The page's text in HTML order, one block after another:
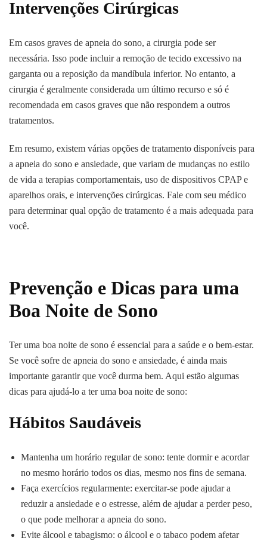
Intervenções Cirúrgicas
Em casos graves de apneia do sono, a cirurgia pode ser
necessária. Isso pode incluir a remoção de tecido excessivo na
garganta ou a reposição da mandíbula inferior. No entanto, a
cirurgia é geralmente considerada um último recurso e só é
recomendada em casos graves que não respondem a outros
tratamentos.
Em resumo, existem várias opções de tratamento disponíveis para
a apneia do sono e ansiedade, que variam de mudanças no estilo
de vida a terapias comportamentais, uso de dispositivos CPAP e
aparelhos orais, e intervenções cirúrgicas. Fale com seu médico
para determinar qual opção de tratamento é a mais adequada para
você.
Prevenção e Dicas para uma
Boa Noite de Sono
Ter uma boa noite de sono é essencial para a saúde e o bem-estar.
Se você sofre de apneia do sono e ansiedade, é ainda mais
importante garantir que você durma bem. Aqui estão algumas
dicas para ajudá-lo a ter uma boa noite de sono:
Hábitos Saudáveis
Mantenha um horário regular de sono: tente dormir e acordar
no mesmo horário todos os dias, mesmo nos fins de semana.
Faça exercícios regularmente: exercitar-se pode ajudar a
reduzir a ansiedade e o estresse, além de ajudar a perder peso,
o que pode melhorar a apneia do sono.
Evite álcool e tabagismo: o álcool e o tabaco podem afetar